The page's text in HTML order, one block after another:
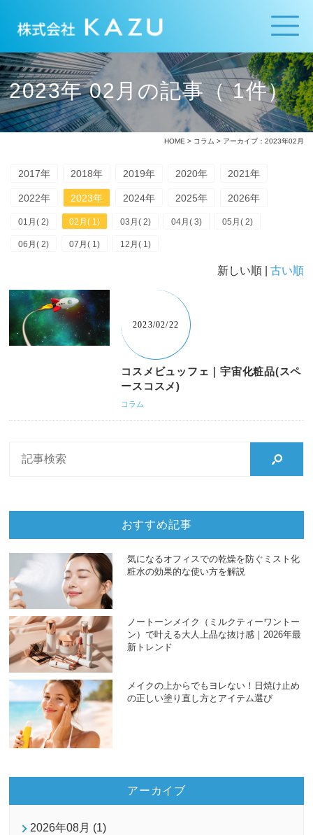
2023年 02月の記事（ 1件）
HOME > コラム > アーカイブ：2023年02月
2017年 2018年 2019年 2020年 2021年
2022年 2023年 2024年 2025年 2026年
01月( 2) 02月( 1) 03月( 2) 04月( 3) 05月( 2)
06月( 2) 07月( 1) 12月( 1)
新しい順 | 古い順
2023/02/22
コスメビュッフェ｜宇宙化粧品(スペ
ースコスメ)
コラム
おすすめ記事
気になるオフィスでの乾燥を防ぐミスト化
粧水の効果的な使い方を解説
ノートーンメイク（ミルクティーワントー
ン）で叶える大人上品な抜け感｜2026年最
新トレンド
メイクの上からでもヨレない！日焼け止め
の正しい塗り直し方とアイテム選び
アーカイブ
2026年08月 (1)